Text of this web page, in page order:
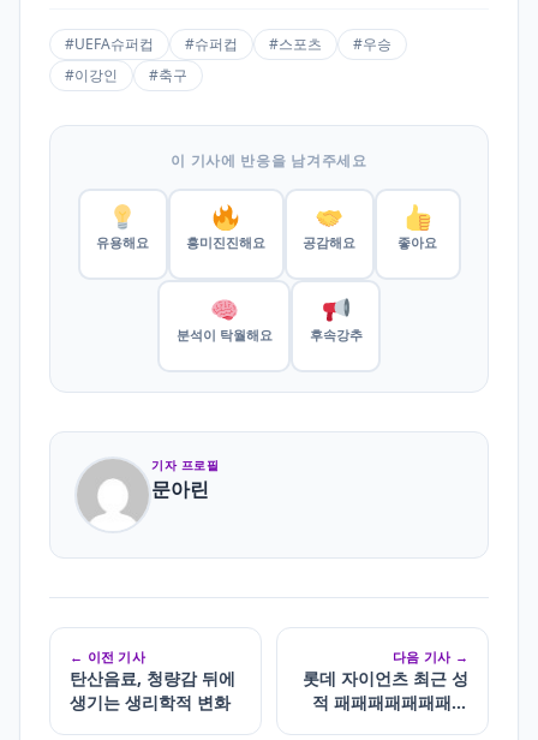
#UEFA슈퍼컵 #슈퍼컵 #스포츠
#우승
#이강인
#축구
이 기사에 반응을 남겨주세요
유용해요 흥미진진해요 공감해요 좋아요
분석이 탁월해요 후속강추
기자 프로필
문아린
← 이전 기사
탄산음료, 청량감 뒤에
생기는 생리학적 변화
다음 기사 →
롯데 자이언츠 최근 성
적 패패패패패패패패